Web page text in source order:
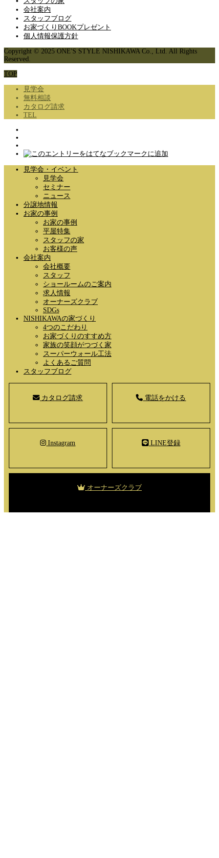
会社案内
スタッフブログ
お家づくりBOOKプレゼント
個人情報保護方針
Copyright © 2025 ONE'S STYLE NISHIKAWA Co., Ltd. All Rights
Reserved.
TOP
見学会
無料相談
カタログ請求
TEL
見学会・イベント
見学会
セミナー
ニュース
分譲地情報
お家の事例
お家の事例
平屋特集
スタッフの家
お客様の声
会社案内
会社概要
スタッフ
ショールームのご案内
求人情報
オーナーズクラブ
SDGs
NISHIKAWAの家づくり
4つのこだわり
お家づくりのすすめ方
家族の笑顔がつづく家
スーパーウォール工法
よくあるご質問
スタッフブログ
カタログ請求 電話をかける
Instagram LINE登録
オーナーズクラブ